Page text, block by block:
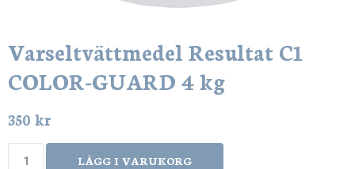
Varseltvättmedel Resultat C1
COLOR-GUARD 4 kg
350 kr
LÄGG I VARUKORG